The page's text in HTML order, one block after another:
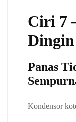
Ciri 7
Dingin
Panas
Kondensor